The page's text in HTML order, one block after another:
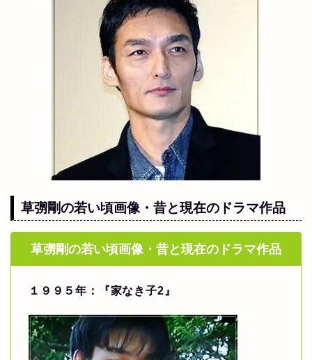
草彅剛の若い頃画像・昔と現在のドラマ作品
草彅剛の若い頃画像・昔と現在のドラマ作品
１９９５年：『家なき子2』